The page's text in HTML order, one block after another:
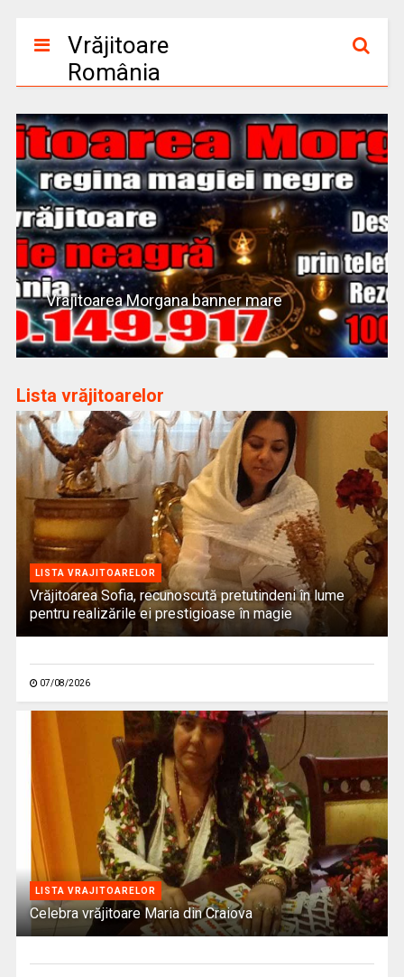
Vrăjitoare
România
Vrajitoarea Morgana banner mare
Lista vrăjitoarelor
LISTA VRAJITOARELOR
Vrăjitoarea Sofia, recunoscută pretutindeni în lume
pentru realizările ei prestigioase în magie
07/08/2026
LISTA VRAJITOARELOR
Celebra vrăjitoare Maria din Craiova